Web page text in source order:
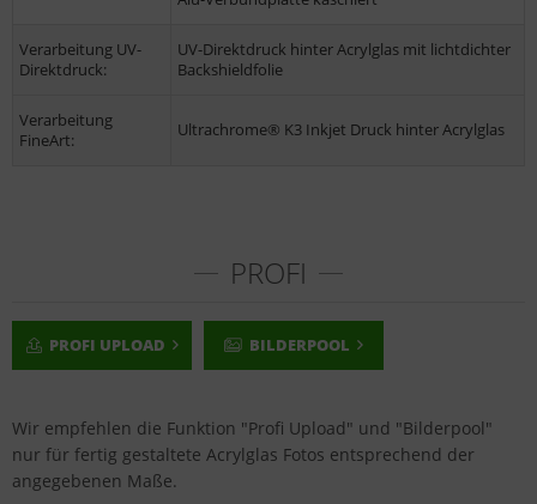
Verarbeitung UV-
Direktdruck:
UV-Direktdruck hinter Acrylglas mit lichtdichter
Backshieldfolie
Verarbeitung
FineArt:
Ultrachrome® K3 Inkjet Druck hinter Acrylglas
PROFI
PROFI UPLOAD BILDERPOOL
Wir empfehlen die Funktion "Profi Upload" und "Bilderpool"
nur für fertig gestaltete Acrylglas Fotos entsprechend der
angegebenen Maße.